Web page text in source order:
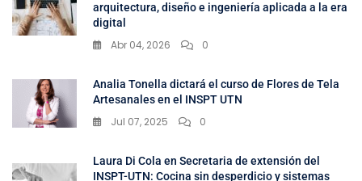
arquitectura, diseño e ingeniería aplicada a la era
digital
Abr 04, 2026 0
Analia Tonella dictará el curso de Flores de Tela
Artesanales en el INSPT UTN
Jul 07, 2025 0
Laura Di Cola en Secretaria de extensión del
INSPT-UTN: Cocina sin desperdicio y sistemas